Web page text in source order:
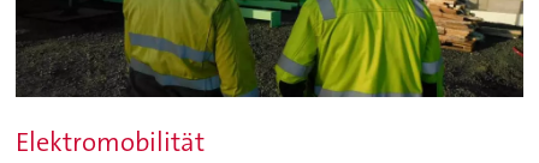
Elektromobilität